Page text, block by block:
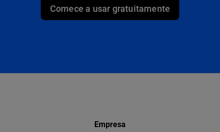
Comece a usar gratuitamente
Empresa